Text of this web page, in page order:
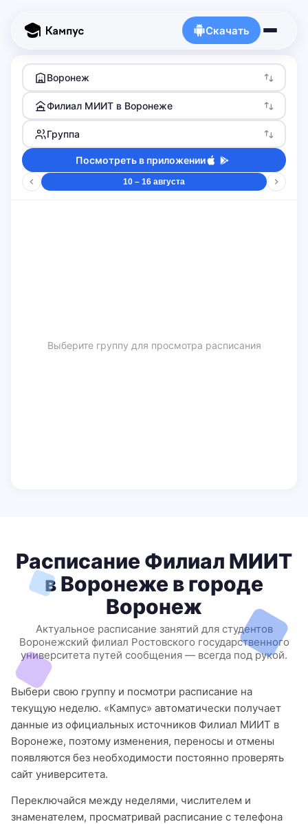
Скачать
Воронеж
Филиал МИИТ в Воронеже
Группа
Посмотреть в приложении
10 – 16 августа
Выберите группу для просмотра расписания
Расписание Филиал МИИТ
в Воронеже в городе
Воронеж
Актуальное расписание занятий для студентов
Воронежский филиал Ростовского государственного
университета путей сообщения — всегда под рукой.
Выбери свою группу и посмотри расписание на
текущую неделю. «Кампус» автоматически получает
данные из официальных источников Филиал МИИТ в
Воронеже, поэтому изменения, переносы и отмены
появляются без необходимости постоянно проверять
сайт университета.
Переключайся между неделями, числителем и
знаменателем, просматривай расписание с телефона